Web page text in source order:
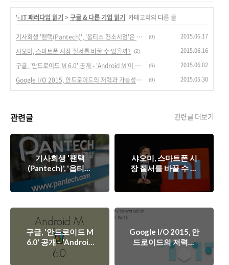
'- IT 패러다임 읽기 > 구글 & 다른 기업 읽기' 카테고리의 다른 글
기사회생 '팬택(Pantech)', '옵티스 컨소시엄'은 팬택을 살릴까? (0) 2015.06.17
샤오미, 스마트폰 시장 질서를 바꿀 수 있을까? (2) 2015.06.16
구글, '안드로이드 M 6.0' 공개 - 'Android M'이 기대되는 이유 5가지. (6) 2015.06.02
Google I/O 2015, 안드로이드의 저력과 가능성을 보여준 구글. (0) 2015.05.30
관련글 관련글 더보기
기사회생 '팬택
(Pantech)', '옵티스
컨소시엄'은 팬택을
살릴까?
샤오미, 스마트폰 시
장 질서를 바꿀 수 있
을까?
구글, '안드로이드 M
6.0' 공개 - 'Android
M'이 기대되는 이유
Google I/O 2015, 안
드로이드의 저력과